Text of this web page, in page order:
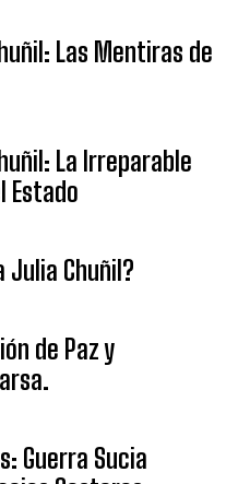
Las Mentiras de
La Irreparable
Estado
Julia Chuñil?
de Paz y
Guerra Sucia